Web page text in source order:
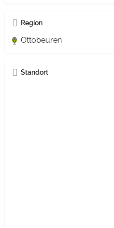
Region
Ottobeuren
Standort